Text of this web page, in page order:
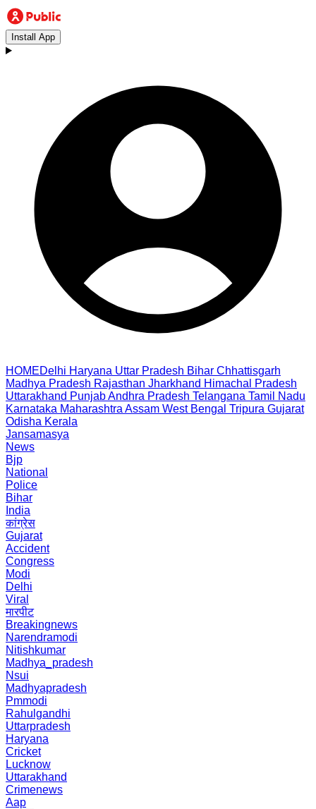
Install App
HOMEDelhi Haryana Uttar Pradesh Bihar Chhattisgarh
Madhya Pradesh Rajasthan Jharkhand Himachal Pradesh
Uttarakhand PunjabAndhra Pradesh Telangana Tamil Nadu
Karnataka Maharashtra Assam West Bengal Tripura Gujarat
Odisha Kerala
Jansamasya
News
Bjp
National
Police
Bihar
India
कांग्रेस
Gujarat
Accident
Congress
Modi
Delhi
Viral
मारपीट
Breakingnews
Narendramodi
Nitishkumar
Madhya_pradesh
Nsui
Madhyapradesh
Pmmodi
Rahulgandhi
Uttarpradesh
Haryana
Cricket
Lucknow
Uttarakhand
Crimenews
Aap